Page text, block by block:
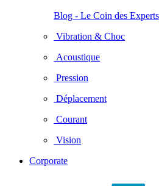
Blog - Le Coin des Experts
Vibration & Choc
Acoustique
Pression
Déplacement
Courant
Vision
Corporate